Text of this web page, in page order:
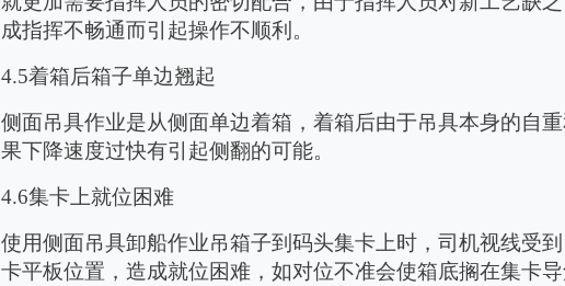
成指挥不畅通而引起操作不顺利。
4.5着箱后箱子单边翘起
侧面吊具作业是从侧面单边着箱，着箱后由于吊具本身的自
果下降速度过快有引起侧翻的可能。
4.6集卡上就位困难
使用侧面吊具卸船作业吊箱子到码头集卡上时，司机视线受
卡平板位置，造成就位困难，如对位不准会使箱底搁在集卡导